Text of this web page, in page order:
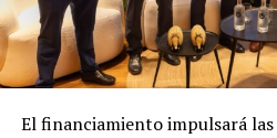
El financiamiento impulsará